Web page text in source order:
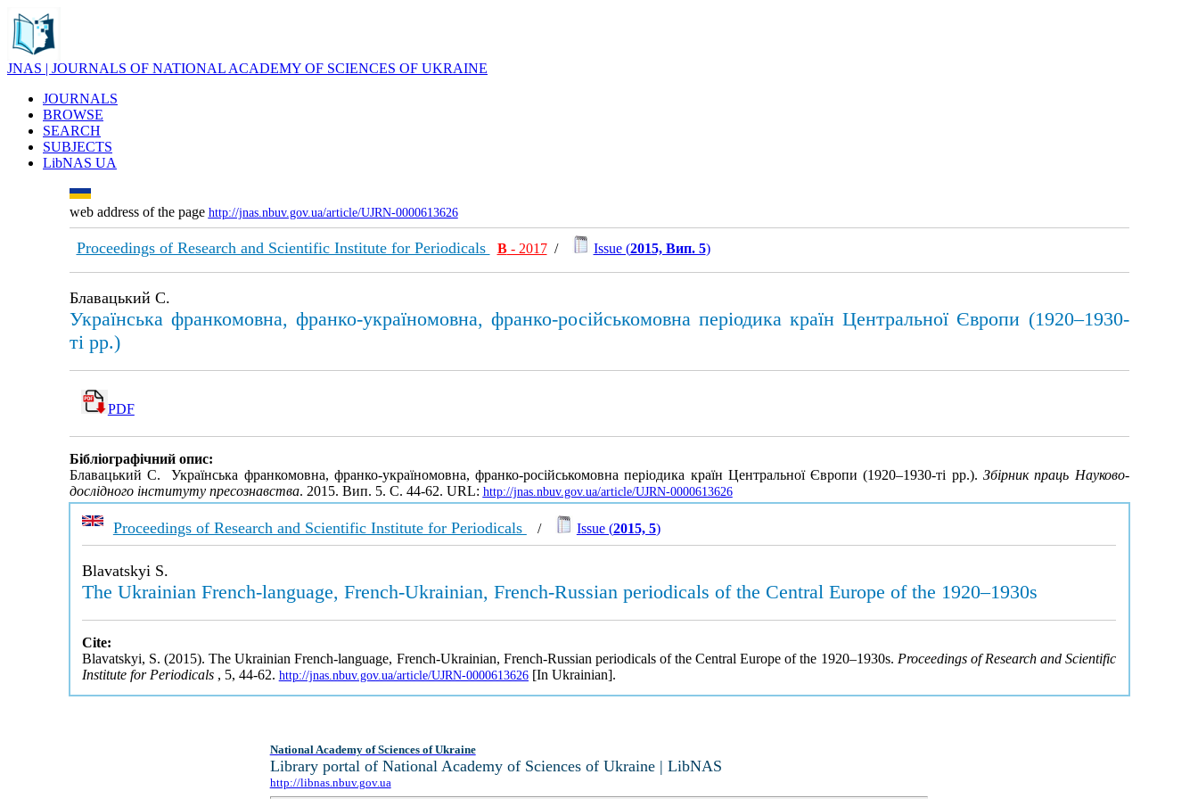
JNAS | JOURNALS OF NATIONAL ACADEMY OF SCIENCES OF UKRAINE
JOURNALS
BROWSE
SEARCH
SUBJECTS
LibNAS UA
web address of the page http://jnas.nbuv.gov.ua/article/UJRN-0000613626
Proceedings of Research and Scientific Institute for Periodicals В- 2017/ Issue (2015, Вип. 5)
Блавацький С.
Українська франкомовна, франко-україномовна, франко-російськомовна періодика країн Центральної Європи (1920–1930-
ті рр.)
PDF
Бібліографічний опис:
Блавацький С. Українська франкомовна, франко-україномовна, франко-російськомовна періодика країн Центральної Європи (1920–1930-ті рр.). Збірник праць Науково-
дослідного інституту пресознавства. 2015. Вип. 5. С. 44-62. URL: http://jnas.nbuv.gov.ua/article/UJRN-0000613626
Proceedings of Research and Scientific Institute for Periodicals / Issue (2015, 5)
Blavatskyi S.
The Ukrainian French-language, French-Ukrainian, French-Russian periodicals of the Central Europe of the 1920–1930s
Cite:
Blavatskyi, S. (2015). The Ukrainian French-language, French-Ukrainian, French-Russian periodicals of the Central Europe of the 1920–1930s. Proceedings of Research and Scientific
Institute for Periodicals , 5, 44-62. http://jnas.nbuv.gov.ua/article/UJRN-0000613626[In Ukrainian].
National Academy of Sciences of Ukraine
Library portal of National Academy of Sciences of Ukraine | LibNAS
http://libnas.nbuv.gov.ua